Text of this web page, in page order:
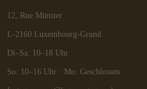
12, Rue Münster
L-2160 Luxembourg-Grund
Di–Sa: 10–18 Uhr
So: 10–16 Uhr · Mo: Geschlossen